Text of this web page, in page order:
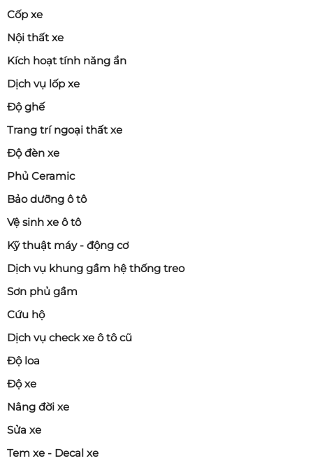
Cốp xe
Nội thất xe
Kích hoạt tính năng ẩn
Dịch vụ lốp xe
Độ ghế
Trang trí ngoại thất xe
Độ đèn xe
Phủ Ceramic
Bảo dưỡng ô tô
Vệ sinh xe ô tô
Kỹ thuật máy - động cơ
Dịch vụ khung gầm hệ thống treo
Sơn phủ gầm
Cứu hộ
Dịch vụ check xe ô tô cũ
Độ loa
Độ xe
Nâng đời xe
Sửa xe
Tem xe - Decal xe